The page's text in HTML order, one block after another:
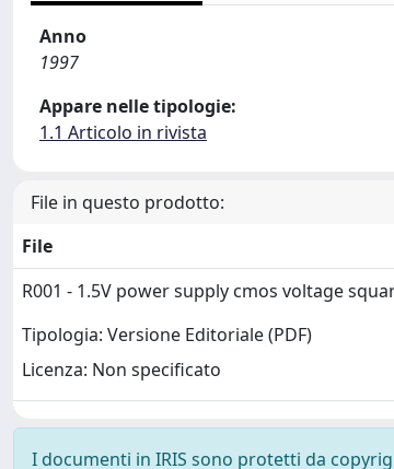
Anno
1997
Appare nelle tipologie:
1.1 Articolo in rivista
File in questo prodotto:
File
R001 - 1.5V power supply cmos voltage
Tipologia: Versione Editoriale (PDF)
Licenza: Non specificato
I documenti in IRIS sono protetti da